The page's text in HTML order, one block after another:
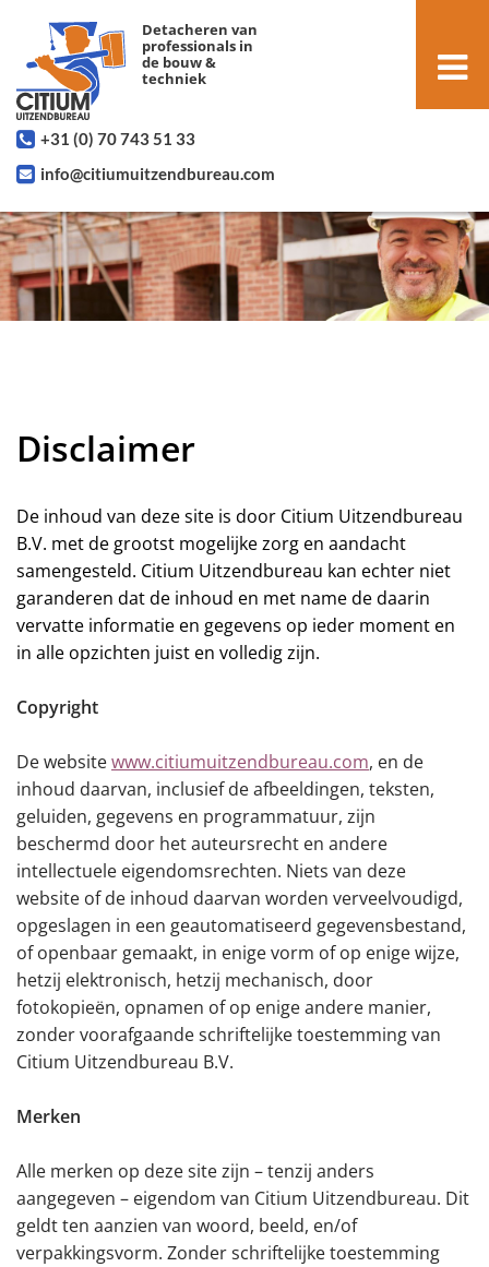
Detacheren van
professionals in
de bouw &
techniek
+31 (0) 70 743 51 33
info@citiumuitzendbureau.com
Disclaimer
De inhoud van deze site is door Citium Uitzendbureau
B.V. met de grootst mogelijke zorg en aandacht
samengesteld. Citium Uitzendbureau kan echter niet
garanderen dat de inhoud en met name de daarin
vervatte informatie en gegevens op ieder moment en
in alle opzichten juist en volledig zijn.
Copyright
De websitewww.citiumuitzendbureau.com, en de
inhoud daarvan, inclusief de afbeeldingen, teksten,
geluiden, gegevens en programmatuur, zijn
beschermd door het auteursrecht en andere
intellectuele eigendomsrechten. Niets van deze
website of de inhoud daarvan worden verveelvoudigd,
opgeslagen in een geautomatiseerd gegevensbestand,
of openbaar gemaakt, in enige vorm of op enige wijze,
hetzij elektronisch, hetzij mechanisch, door
fotokopieën, opnamen of op enige andere manier,
zonder voorafgaande schriftelijke toestemming van
Citium Uitzendbureau B.V.
Merken
Alle merken op deze site zijn – tenzij anders
aangegeven – eigendom van Citium Uitzendbureau. Dit
geldt ten aanzien van woord, beeld, en/of
verpakkingsvorm. Zonder schriftelijke toestemming